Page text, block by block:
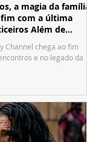
a magia da família
fim com a última
Além de
Channel chega ao fim
e no legado da